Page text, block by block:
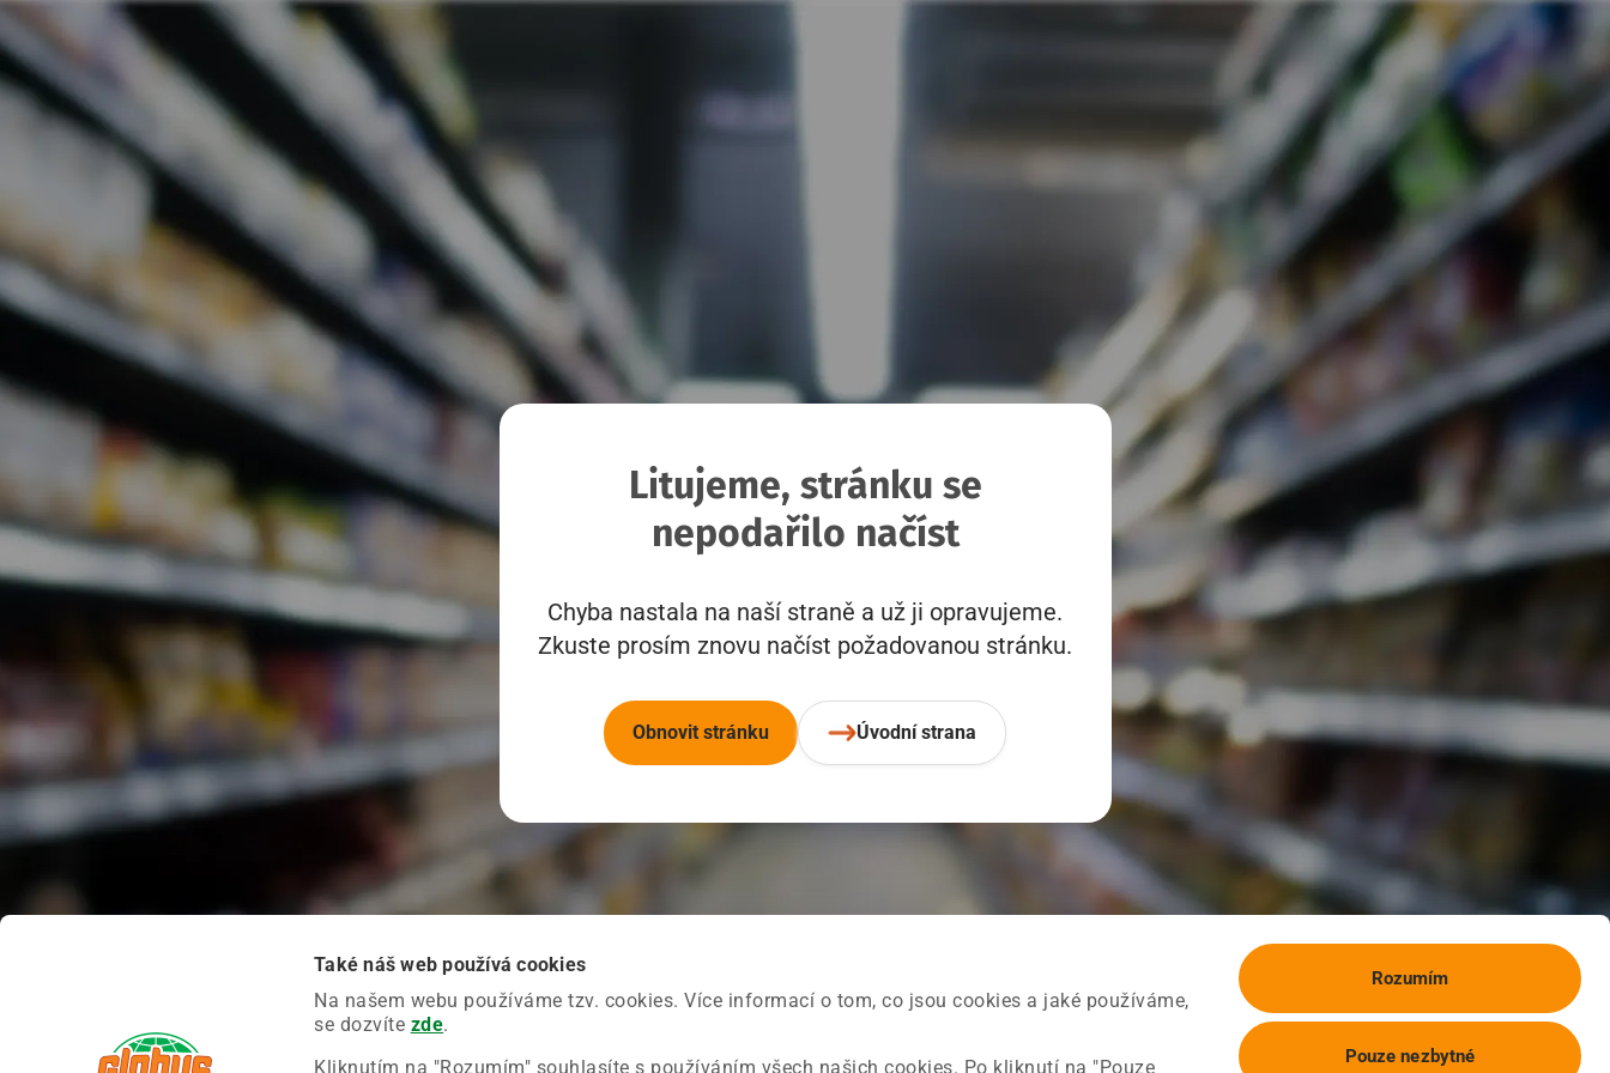
Také náš web používá cookies
Na našem webu používáme tzv. cookies. Více informací o tom, co jsou cookies a jaké používáme,
se dozvíte zde.
Kliknutím na "Rozumím" souhlasíte s používáním všech našich cookies. Po kliknutí na "Pouze
Rozumím
Pouze nezbytné
Litujeme, stránku se
nepodařilo načíst
Chyba nastala na naší straně a už ji opravujeme.
Zkuste prosím znovu načíst požadovanou stránku.
Obnovit stránku Úvodní strana